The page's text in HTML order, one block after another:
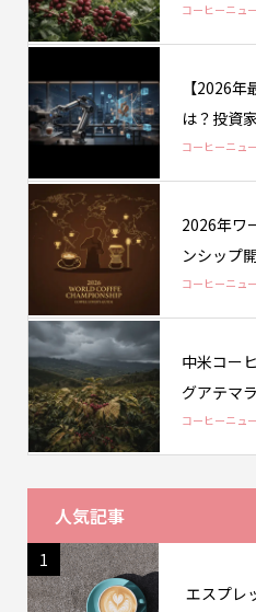
コーヒーニュ
【2026
は？投資
コーヒーニュ
2026年ワ
ンシップ
コーヒーニュ
中米コー
グアテマ
コーヒーニュ
人気記事
1
エスプレ